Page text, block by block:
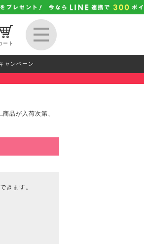
ート
ャンペーン
商品が入荷次第、
きます。